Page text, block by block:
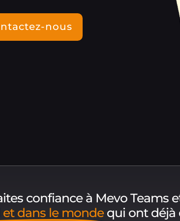
nous
confiance à Mevo Teams
dans le monde qui ont déjà